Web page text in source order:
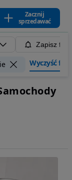
Zacznij
sprzedawać
Zapisz
Wyczyść